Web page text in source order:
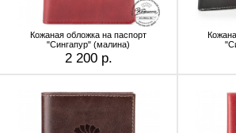
Кожаная обложка на паспорт
"Сингапур" (малина)
2 200 р.